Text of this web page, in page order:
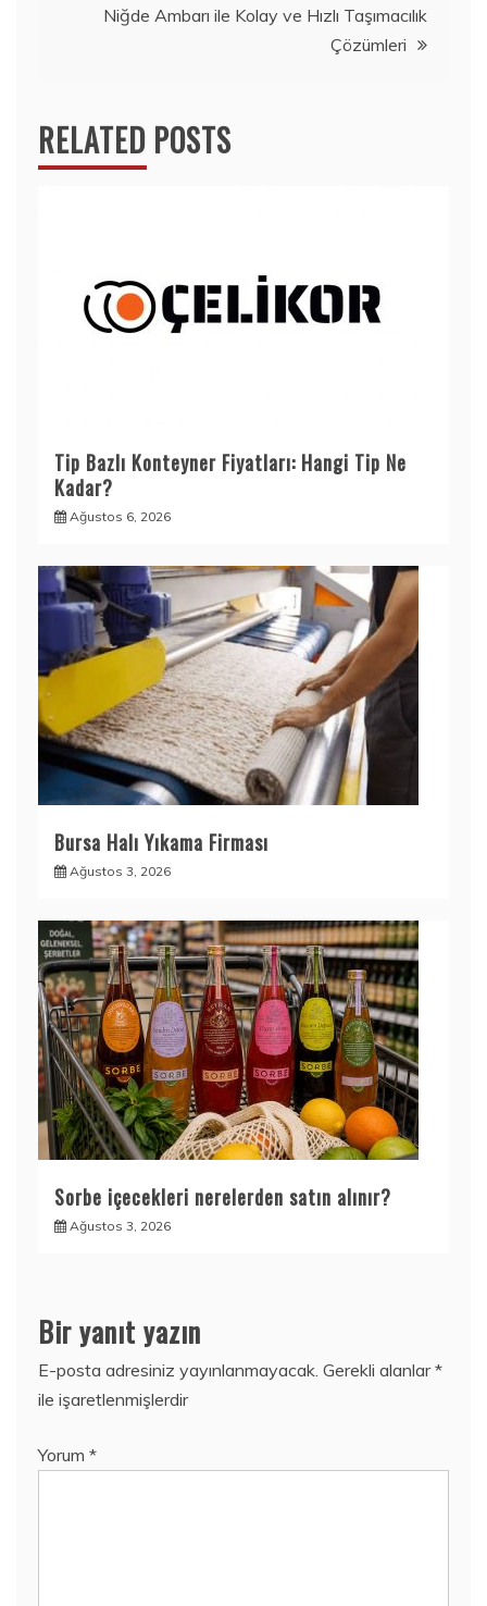
Niğde Ambarı ile Kolay ve Hızlı Taşımacılık
Çözümleri
RELATED POSTS
Tip Bazlı Konteyner Fiyatları: Hangi Tip Ne
Kadar?
Ağustos 6, 2026
Bursa Halı Yıkama Firması
Ağustos 3, 2026
Sorbe içecekleri nerelerden satın alınır?
Ağustos 3, 2026
Bir yanıt yazın
E-posta adresiniz yayınlanmayacak. Gerekli alanlar*
ile işaretlenmişlerdir
Yorum *